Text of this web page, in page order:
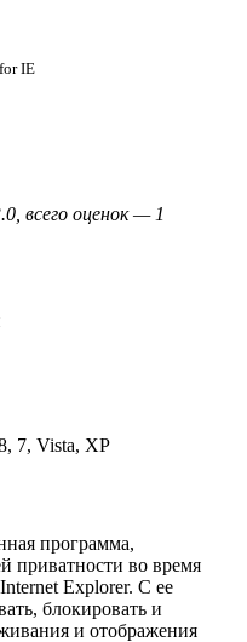
IE
всего оценок — 1
7, Vista, XP
программа,
приватности во время
Explorer. С ее
блокировать и
и отображения